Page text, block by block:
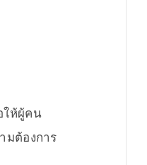
ให้ผู้คน
มต้องการ